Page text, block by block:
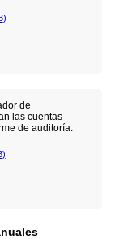
)
de
las cuentas
de auditoría.
)